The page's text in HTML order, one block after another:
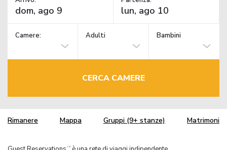
Camere: Adulti Bambini
CERCA CAMERE
Rimanere Mappa Gruppi (9+ stanze) Matrimoni
TM